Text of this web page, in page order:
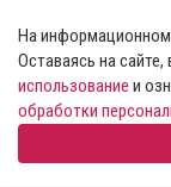
На
Оставаясь на
использование и
обработки